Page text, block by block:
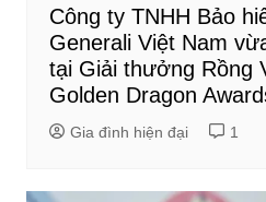
Công ty TNHH Bảo
Generali Việt Nam
tại Giải thưởng Rồng
Golden Dragon
Gia đình hiện đại 1